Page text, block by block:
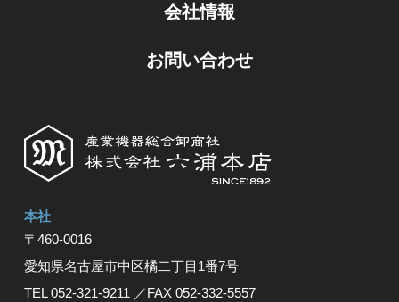
会社情報
お問い合わせ
本社
〒460-0016
愛知県名古屋市中区橘⼆丁⽬1番7号
TEL 052-321-9211 ／FAX 052-332-5557